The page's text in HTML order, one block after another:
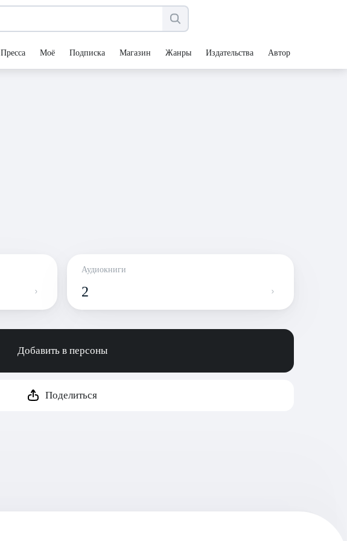
Пресса Моё Подписка Магазин Жанры Издательства Авторы
Аудиокниги
2
Добавить в персоны
Поделиться